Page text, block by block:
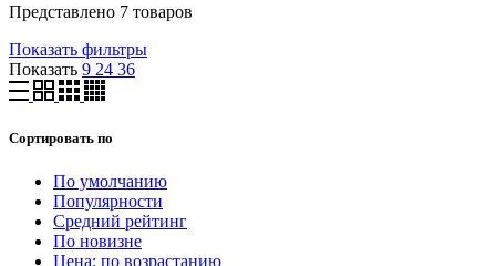
Представлено 7 товаров
Показать фильтры
Показать 9 24 36
Сортировать по
По умолчанию
Популярности
Средний рейтинг
По новизне
Цена: по возрастанию